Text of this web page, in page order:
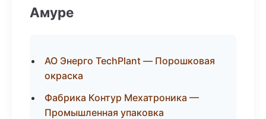
Амуре
АО Энерго TechPlant — Порошковая
окраска
Фабрика Контур Мехатроника —
Промышленная упаковка